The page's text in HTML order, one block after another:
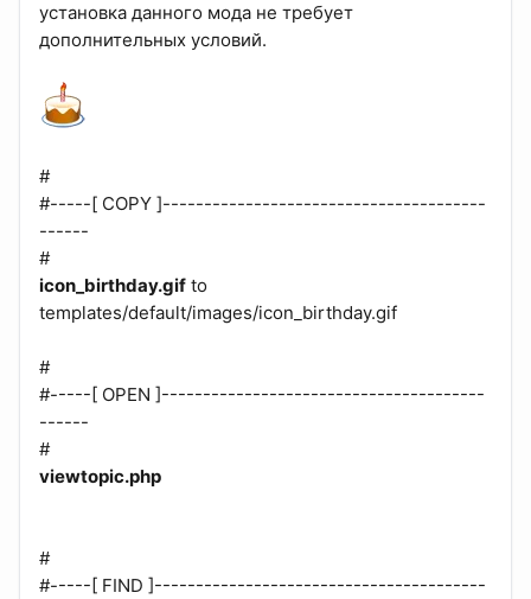
установка данного мода не требует
дополнительных условий.
#
#-----[ COPY ]---------------------------------------
------
#
icon_birthday.gif to
templates/default/images/icon_birthday.gif
#
#-----[ OPEN ]---------------------------------------
------
#
viewtopic.php
#
#-----[ FIND ]----------------------------------------